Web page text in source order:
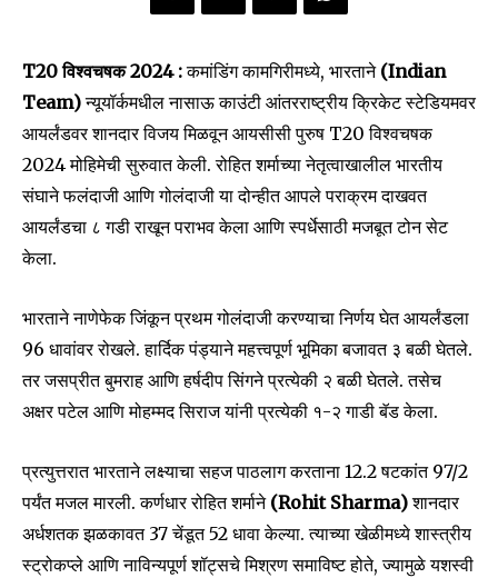
T20 विश्वचषक 2024 :कमांडिंग कामगिरीमध्ये, भारताने (Indian
Team)न्यूयॉर्कमधील नासाऊ काउंटी आंतरराष्ट्रीय क्रिकेट स्टेडियमवर
आयर्लंडवर शानदार विजय मिळवून आयसीसी पुरुष T20 विश्वचषक
2024 मोहिमेची सुरुवात केली. रोहित शर्माच्या नेतृत्वाखालील भारतीय
संघाने फलंदाजी आणि गोलंदाजी या दोन्हीत आपले पराक्रम दाखवत
आयर्लंडचा ८ गडी राखून पराभव केला आणि स्पर्धेसाठी मजबूत टोन सेट
केला.
भारताने नाणेफेक जिंकून प्रथम गोलंदाजी करण्याचा निर्णय घेत आयर्लंडला
96 धावांवर रोखले. हार्दिक पंड्याने महत्त्वपूर्ण भूमिका बजावत ३ बळी घेतले.
तर जसप्रीत बुमराह आणि हर्षदीप सिंगने प्रत्येकी २ बळी घेतले. तसेच
अक्षर पटेल आणि मोहम्मद सिराज यांनी प्रत्येकी १-२ गाडी बॅड केला.
प्रत्युत्तरात भारताने लक्ष्याचा सहज पाठलाग करताना 12.2 षटकांत 97/2
पर्यंत मजल मारली. कर्णधार रोहित शर्माने (Rohit Sharma)शानदार
अर्धशतक झळकावत 37 चेंडूत 52 धावा केल्या. त्याच्या खेळीमध्ये शास्त्रीय
स्ट्रोकप्ले आणि नाविन्यपूर्ण शॉट्सचे मिश्रण समाविष्ट होते, ज्यामुळे यशस्वी